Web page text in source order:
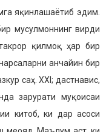
яқинлашаётиб эдим.
мусулмоннинг вирди
қилмоқ ҳар бир
анчайин бир
саҳ. ХХI; дастнавис,
зарурати муқоисаи
китоб, ки дар асоси